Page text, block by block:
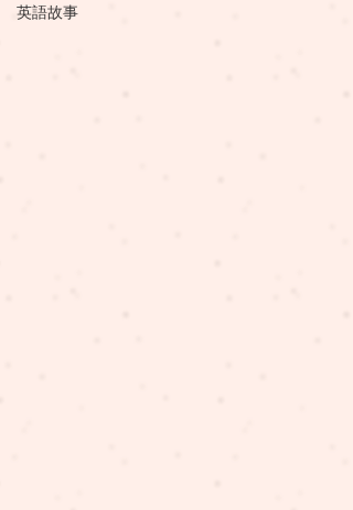
英語故事